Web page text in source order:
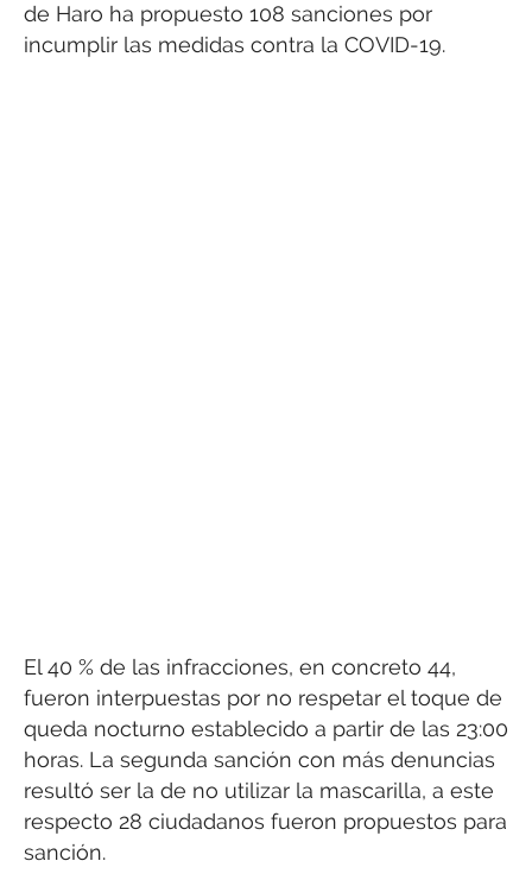
de Haro ha propuesto 108 sanciones por
incumplir las medidas contra la COVID-19.
El 40 % de las infracciones, en concreto 44,
fueron interpuestas por no respetar el toque de
queda nocturno establecido a partir de las 23:00
horas. La segunda sanción con más denuncias
resultó ser la de no utilizar la mascarilla, a este
respecto 28 ciudadanos fueron propuestos para
sanción.